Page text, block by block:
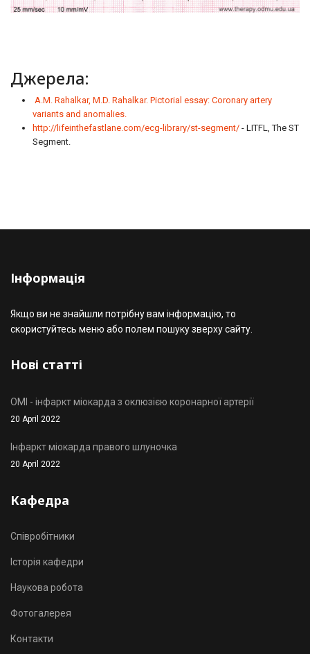
Джерела:
A.M. Rahalkar, M.D. Rahalkar. Pictorial essay: Coronary artery
variants and anomalies.
http://lifeinthefastlane.com/ecg-library/st-segment/ - LITFL, The ST
Segment.
Інформація
Якщо ви не знайшли потрібну вам інформацію, то
скористуйтесь меню або полем пошуку зверху сайту.
Нові статті
OMI - інфаркт міокарда з оклюзією коронарної артерії
20 April 2022
Інфаркт міокарда правого шлуночка
20 April 2022
Кафедра
Співробітники
Історія кафедри
Наукова робота
Фотогалерея
Контакти